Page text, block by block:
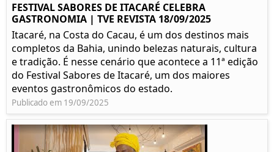
FESTIVAL SABORES DE ITACARÉ CELEBRA
GASTRONOMIA | TVE REVISTA 18/09/2025
Itacaré, na Costa do Cacau, é um dos destinos mais
completos da Bahia, unindo belezas naturais, cultura
e tradição. É nesse cenário que acontece a 11ª edição
do Festival Sabores de Itacaré, um dos maiores
eventos gastronômicos do estado.
Publicado em 19/09/2025